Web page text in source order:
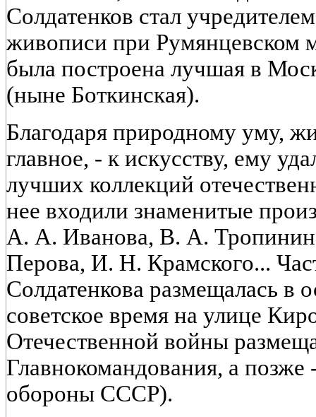
Солдатенков стал
живописи при Румянцевском
была построена лучшая в
(ныне Боткинская).
Благодаря природному уму,
главное, - к искусству, ему
лучших коллекций
нее входили знаменитые
А. А. Иванова, В. А.
Перова, И. Н. Крамского...
Солдатенкова размещалась в
советское время на улице
Отечественной войны
Главнокомандования, а
обороны СССР).